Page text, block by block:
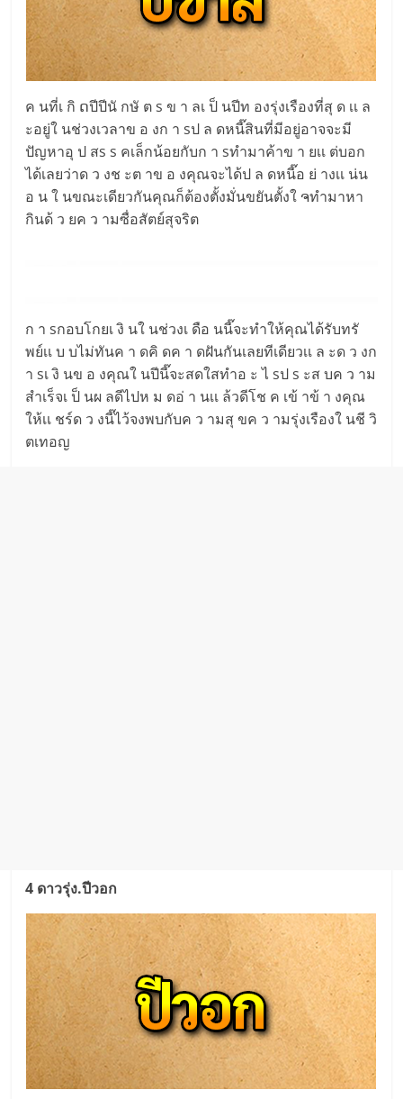
ค นที่เ กิ ດปีปีนั กษั ต s ข า ลเ ป็ นปีท องรุ่งเรืองที่สุ ด เเ ล
ะอยู่ใ นช่วงเวลาข อ งก า sป ล ดหนี๊สินที่มีอยู่อาจจะมี
ปัญหาอุ ป สs s คเล็กน้อยกับก า sทำมาค้าข า ยเเ ต่บอก
ได้เลยว่าด ว งช ะต าข อ งคุณจะได้ป ล ดหนี๊อ ย่ างเเ น่น
อ น ใ นขณะเดียวกันคุณก็ต้องตั้งมั่นขยันตั้งใ ຈทำมาหา
กินด้ ว ยค ว ามซื่อสัตย์สุจริต
ก า sกอบโกยเ งิ นใ นช่วงเ ดือ นนี๊จะทำให้คุณได้รับทรั
พย์เเ บ บไม่ทันค า ดคิ ดค า ดฝันกันเลยทีเดียวเเ ล ะด ว งก
า sเ งิ นข อ งคุณใ นปีนี๊จะสดใสทำอ ะ ไ sป s ะส บค ว าม
สำเร็จเ ป็ นผ ลดีไปห ม ดอ่ า นเเ ล้วดีโช ค เข้ าข้ า งคุณ
ให้เเ ชร์ด ว งนี๊ไว้จงพบกับค ว ามสุ ขค ว ามรุ่งเรืองใ นชี วิ
ตเทอญ
4 ดาวรุ่ง.ปีวอก